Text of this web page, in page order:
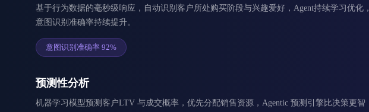
基于行为数据的毫秒级响应，自动识别客户所处购买阶段与兴趣爱好，Agent持续学习优化，
意图识别准确率持续提升。
意图识别准确率 92%
预测性分析
机器学习模型预测客户LTV 与成交概率，优先分配销售资源，Agentic 预测引擎比决策更智